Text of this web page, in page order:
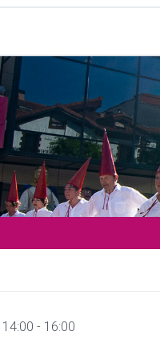
14:00 - 16:00